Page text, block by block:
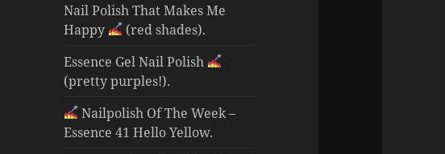
Nail Polish That Makes Me
Happy
(red shades).
Essence Gel Nail Polish
(pretty purples!).
Nailpolish Of The Week –
Essence 41 Hello Yellow.